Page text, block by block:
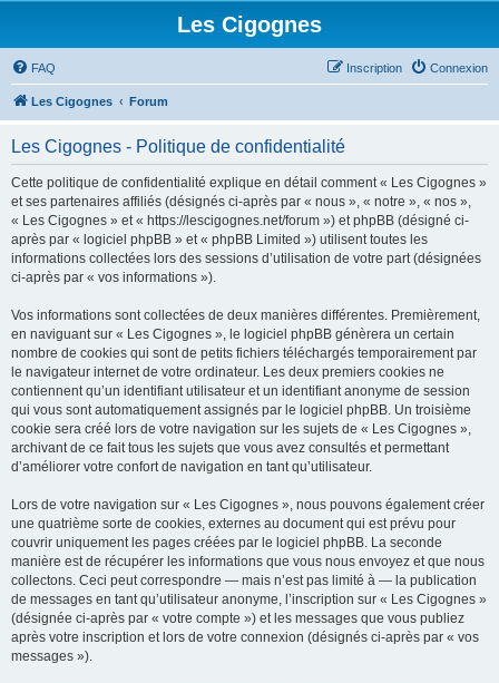
Les Cigognes
FAQ Connexion
Inscription
Les Cigognes Forum
Les Cigognes - Politique de confidentialité
Cette politique de confidentialité explique en détail comment « Les Cigognes »
et ses partenaires affiliés (désignés ci-après par « nous », « notre », « nos »,
« Les Cigognes » et « https://lescigognes.net/forum ») et phpBB (désigné ci-
après par « logiciel phpBB » et « phpBB Limited ») utilisent toutes les
informations collectées lors des sessions d’utilisation de votre part (désignées
ci-après par « vos informations »).
Vos informations sont collectées de deux manières différentes. Premièrement,
en naviguant sur « Les Cigognes », le logiciel phpBB génèrera un certain
nombre de cookies qui sont de petits fichiers téléchargés temporairement par
le navigateur internet de votre ordinateur. Les deux premiers cookies ne
contiennent qu’un identifiant utilisateur et un identifiant anonyme de session
qui vous sont automatiquement assignés par le logiciel phpBB. Un troisième
cookie sera créé lors de votre navigation sur les sujets de « Les Cigognes »,
archivant de ce fait tous les sujets que vous avez consultés et permettant
d’améliorer votre confort de navigation en tant qu’utilisateur.
Lors de votre navigation sur « Les Cigognes », nous pouvons également créer
une quatrième sorte de cookies, externes au document qui est prévu pour
couvrir uniquement les pages créées par le logiciel phpBB. La seconde
manière est de récupérer les informations que vous nous envoyez et que nous
collectons. Ceci peut correspondre — mais n’est pas limité à — la publication
de messages en tant qu’utilisateur anonyme, l’inscription sur « Les Cigognes »
(désignée ci-après par « votre compte ») et les messages que vous publiez
après votre inscription et lors de votre connexion (désignés ci-après par « vos
messages »).